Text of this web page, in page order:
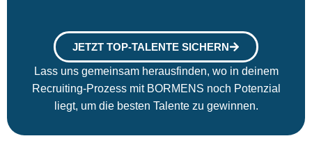
JETZT TOP-TALENTE SICHERN
Lass uns gemeinsam herausfinden, wo in deinem
Recruiting-Prozess mit BORMENS noch Potenzial
liegt, um die besten Talente zu gewinnen.